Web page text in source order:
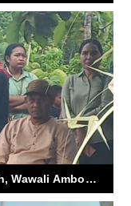
Tradisi 31 Januari Hila –Tanah Putih, Wawali Ambon Tegaskan Ikatan Orang Basudara Tak Pernah Putus